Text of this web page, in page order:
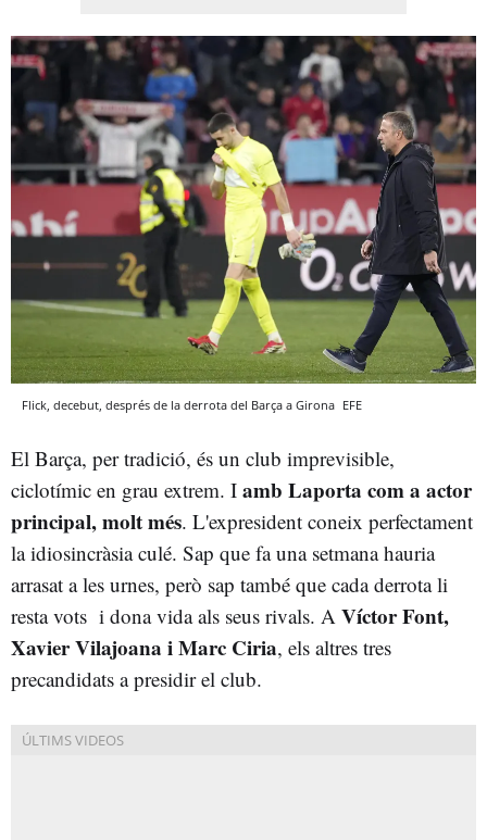
Flick, decebut, després de la derrota del Barça a Girona EFE
El Barça, per tradició, és un club imprevisible,
ciclotímic en grau extrem. I amb Laporta com a actor
principal, molt més. L'expresident coneix perfectament
la idiosincràsia culé. Sap que fa una setmana hauria
arrasat a les urnes, però sap també que cada derrota li
resta vots i dona vida als seus rivals. A Víctor Font,
Xavier Vilajoana i Marc Ciria, els altres tres
precandidats a presidir el club.